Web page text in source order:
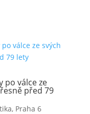
po válce ze
před 79
, Praha 6